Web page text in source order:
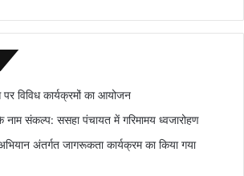
पर विविध कार्यक्रमों का आयोजन
नाम संकल्प: ससहा पंचायत में गरिमामय ध्वजारोहण
अंतर्गत जागरूकता कार्यक्रम का किया गया